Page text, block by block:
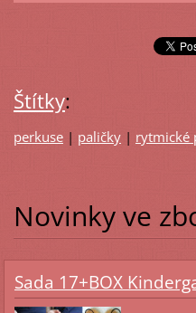
Štítky:
perkuse | paličky | rytmické
Novinky ve
Sada 17+BOX